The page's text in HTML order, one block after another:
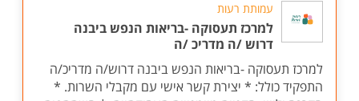
עמותת רעות
למרכז תעסוקה -בריאות הנפש ביבנה
דרוש /ה מדריכ /ה
למרכז תעסוקה -בריאות הנפש ביבנה דרוש/ה מדריכ/ה
התפקיד כולל: * יצירת קשר אישי עם מקבלי השרות. *